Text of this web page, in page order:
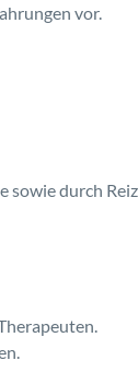
vor.
sowie durch